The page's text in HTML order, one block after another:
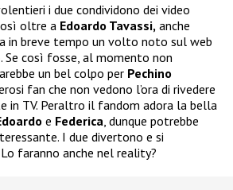
i due condividono dei video
oltre a Edoardo Tavassi, anche
in breve tempo un volto noto sul web
così fosse, al momento non
un bel colpo per Pechino
fan che non vedono l’ora di rivedere
in TV. Peraltro il fandom adora la bella
e Federica , dunque potrebbe
I due divertono e si
faranno anche nel reality?